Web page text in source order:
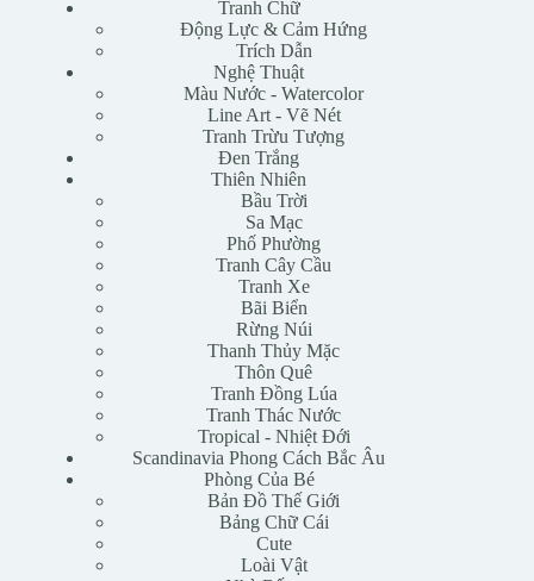
Tranh Chữ
Động Lực & Cảm Hứng
Trích Dẫn
Nghệ Thuật
Màu Nước - Watercolor
Line Art - Vẽ Nét
Tranh Trừu Tượng
Đen Trắng
Thiên Nhiên
Bầu Trời
Sa Mạc
Phố Phường
Tranh Cây Cầu
Tranh Xe
Bãi Biển
Rừng Núi
Thanh Thủy Mặc
Thôn Quê
Tranh Đồng Lúa
Tranh Thác Nước
Tropical - Nhiệt Đới
Scandinavia Phong Cách Bắc Âu
Phòng Của Bé
Bản Đồ Thế Giới
Bảng Chữ Cái
Cute
Loài Vật